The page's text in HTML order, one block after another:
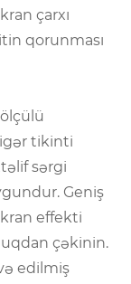
çarxı
qorunması
tikinti
sərgi
Geniş
effekti
çəkinin.
edilmiş